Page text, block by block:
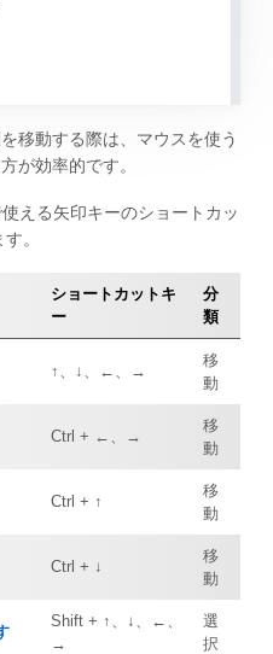
移動する際は、マウスを使う
が効率的です。
える矢印キーのショートカッ
。
ショートカットキ
ー
分
類
↑、↓、←、→
移
動
Ctrl + ←、→
移
動
Ctrl + ↑
移
動
Ctrl + ↓
移
動
Shift + ↑、↓、←、
→
選
択